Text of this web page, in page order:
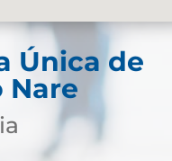
Única de
Nare